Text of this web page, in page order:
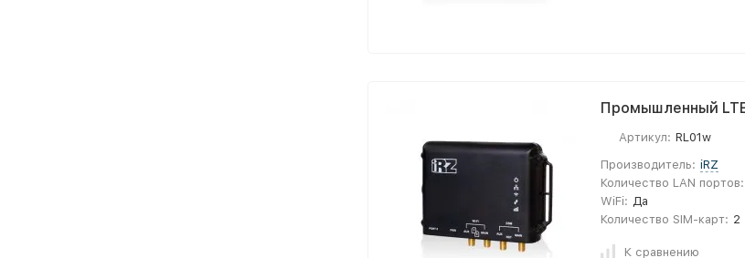
Промышленный
Артикул: RL01w
Производитель: iRZ
Количество LAN портов:
WiFi: Да
Количество SIM-карт: 2
К сравнению